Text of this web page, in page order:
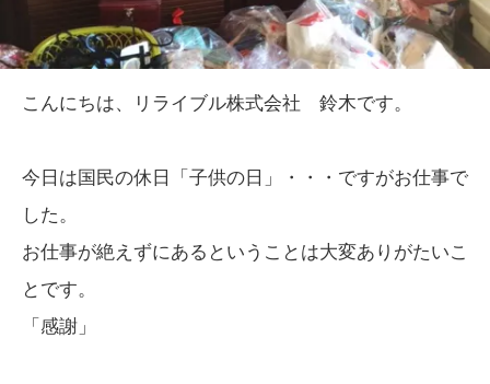
こんにちは、リライブル株式会社 鈴木です。
今日は国民の休日「子供の日」・・・ですがお仕事で
した。
お仕事が絶えずにあるということは大変ありがたいこ
とです。
「感謝」